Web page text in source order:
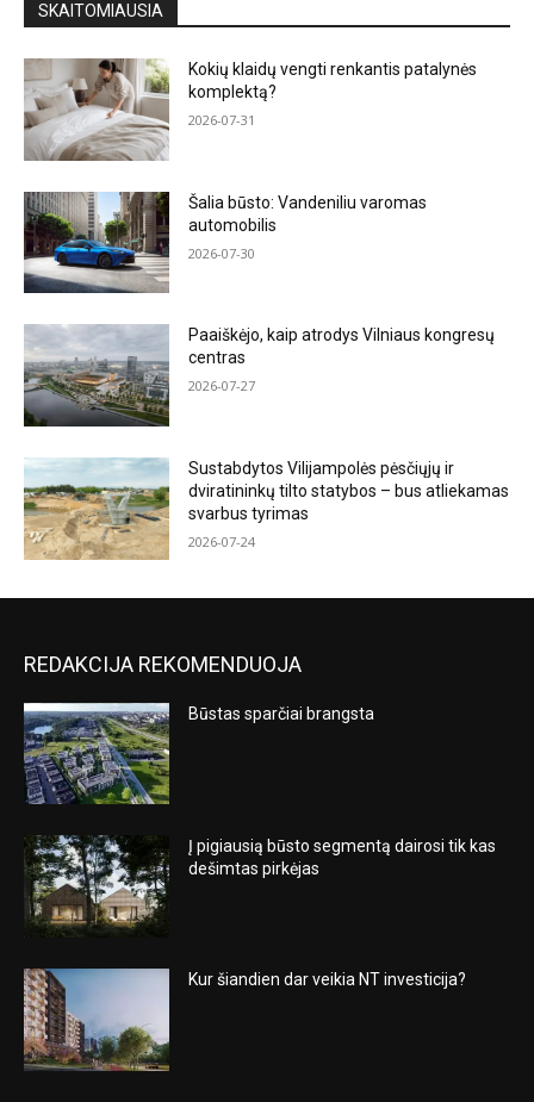
SKAITOMIAUSIA
Kokių klaidų vengti renkantis patalynės
komplektą?
2026-07-31
Šalia būsto: Vandeniliu varomas
automobilis
2026-07-30
Paaiškėjo, kaip atrodys Vilniaus kongresų
centras
2026-07-27
Sustabdytos Vilijampolės pėsčiųjų ir
dviratininkų tilto statybos – bus atliekamas
svarbus tyrimas
2026-07-24
REDAKCIJA REKOMENDUOJA
Būstas sparčiai brangsta
Į pigiausią būsto segmentą dairosi tik kas
dešimtas pirkėjas
Kur šiandien dar veikia NT investicija?